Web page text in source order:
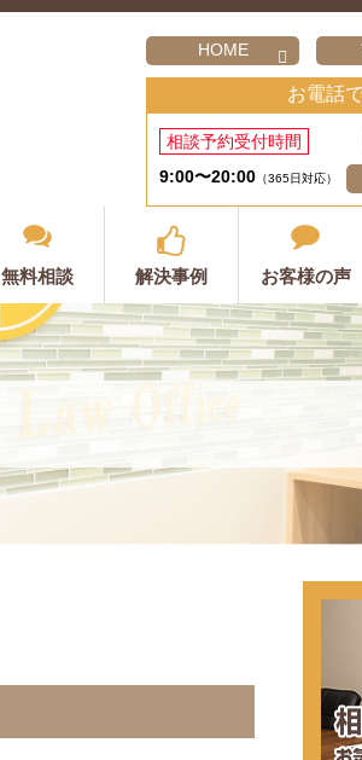
HOME
お電話
相談予約受付時間
9:00〜20:00 （365日対応）
無料相談 解決事例 お客様の声